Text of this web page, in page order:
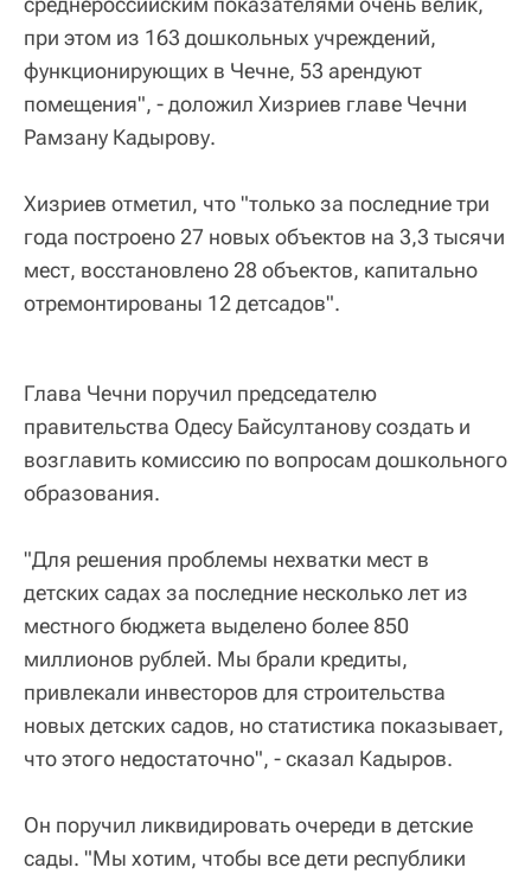
при этом из 163 дошкольных учреждений,
функционирующих в Чечне, 53 арендуют
помещения", - доложил Хизриев главе Чечни
Рамзану Кадырову.
Хизриев отметил, что "только за последние три
года построено 27 новых объектов на 3,3 тысячи
мест, восстановлено 28 объектов, капитально
отремонтированы 12 детсадов".
Глава Чечни поручил председателю
правительства Одесу Байсултанову создать и
возглавить комиссию по вопросам дошкольного
образования.
"Для решения проблемы нехватки мест в
детских садах за последние несколько лет из
местного бюджета выделено более 850
миллионов рублей. Мы брали кредиты,
привлекали инвесторов для строительства
новых детских садов, но статистика показывает,
что этого недостаточно", - сказал Кадыров.
Он поручил ликвидировать очереди в детские
сады. "Мы хотим, чтобы все дети республики